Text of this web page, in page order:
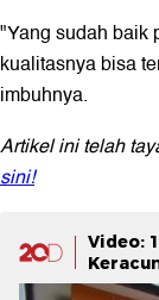
"Yang sudah baik
kualitasnya bisa
imbuhnya.
Artikel ini telah
sini!
Video: